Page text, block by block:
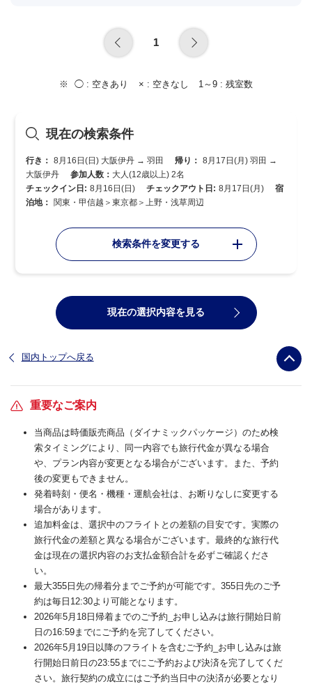
1
◯ : 空きあり × : 空きなし 1～9 : 残室数
現在の検索条件
行き： 8月16日(日) 大阪伊丹 → 羽田 帰り： 8月17日(月) 羽田 →
大阪伊丹
参加人数： 大人(12歳以上) 2名
チェックイン日: 8月16日(日) チェックアウト日: 8月17日(月)
宿
泊地：
関東・甲信越＞東京都＞上野・浅草周辺
検索条件を変更する
現在の選択内容を見る
国内トップへ戻る
重要なご案内
当商品は時価販売商品（ダイナミックパッケージ）のため検
索タイミングにより、同一内容でも旅行代金が異なる場合
や、プラン内容が変更となる場合がございます。また、予約
後の変更もできません。
発着時刻・便名・機種・運航会社は、お断りなしに変更する
場合があります。
追加料金は、選択中のフライトとの差額の目安です。実際の
旅行代金の差額と異なる場合がございます。最終的な旅行代
金は現在の選択内容のお支払金額合計を必ずご確認くださ
い。
最大355日先の帰着分までご予約が可能です。355日先のご予
約は毎日12:30より可能となります。
2026年5月18日帰着までのご予約_お申し込みは旅行開始日前
日の16:59までにご予約を完了してください。
2026年5月19日以降のフライトを含むご予約_お申し込みは旅
行開始日前日の23:55までにご予約および決済を完了してくだ
さい。旅行契約の成立にはご予約当日中の決済が必要となり